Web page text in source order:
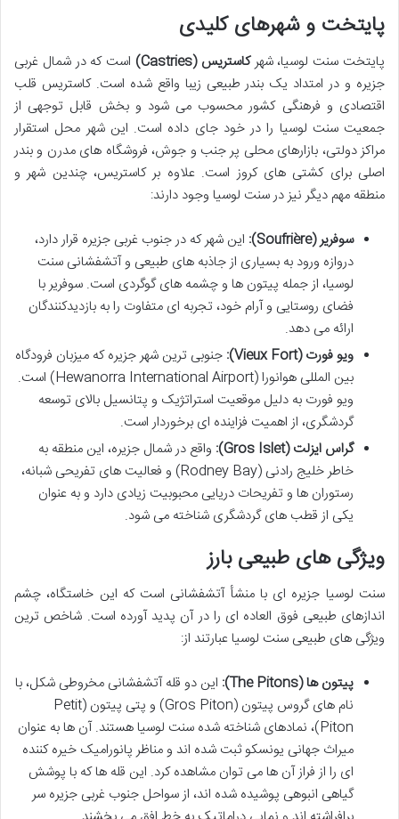
پایتخت و شهرهای کلیدی
پایتخت سنت لوسیا، شهرکاستریس (Castries)
است که در شمال غربی
جزیره و در امتداد یک بندر طبیعی زیبا واقع شده است. کاستریس قلب
اقتصادی و فرهنگی کشور محسوب می شود و بخش قابل توجهی از
جمعیت سنت لوسیا را در خود جای داده است. این شهر محل استقرار
مراکز دولتی، بازارهای محلی پر جنب و جوش، فروشگاه های مدرن و بندر
اصلی برای کشتی های کروز است. علاوه بر کاستریس، چندین شهر و
منطقه مهم دیگر نیز در سنت لوسیا وجود دارند:
سوفریر (Soufrière):
این شهر که در جنوب غربی جزیره قرار دارد،
دروازه ورود به بسیاری از جاذبه های طبیعی و آتشفشانی سنت
لوسیا، از جمله پیتون ها و چشمه های گوگردی است. سوفریر با
فضای روستایی و آرام خود، تجربه ای متفاوت را به بازدیدکنندگان
ارائه می دهد.
ویو فورت (Vieux Fort):
جنوبی ترین شهر جزیره که میزبان فرودگاه
بین المللی هوانورا (Hewanorra International Airport) است.
ویو فورت به دلیل موقعیت استراتژیک و پتانسیل بالای توسعه
گردشگری، از اهمیت فزاینده ای برخوردار است.
گراس ایزلت (Gros Islet):
واقع در شمال جزیره، این منطقه به
خاطر خلیج رادنی (Rodney Bay) و فعالیت های تفریحی شبانه،
رستوران ها و تفریحات دریایی محبوبیت زیادی دارد و به عنوان
یکی از قطب های گردشگری شناخته می شود.
ویژگی های طبیعی بارز
سنت لوسیا جزیره ای با منشأ آتشفشانی است که این خاستگاه، چشم
اندازهای طبیعی فوق العاده ای را در آن پدید آورده است. شاخص ترین
ویژگی های طبیعی سنت لوسیا عبارتند از:
پیتون ها (The Pitons):
این دو قله آتشفشانی مخروطی شکل، با
نام های گروس پیتون (Gros Piton) و پتی پیتون (Petit
Piton)، نمادهای شناخته شده سنت لوسیا هستند. آن ها به عنوان
میراث جهانی یونسکو ثبت شده اند و مناظر پانورامیک خیره کننده
ای را از فراز آن ها می توان مشاهده کرد. این قله ها که با پوشش
گیاهی انبوهی پوشیده شده اند، از سواحل جنوب غربی جزیره سر